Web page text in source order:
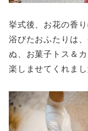
挙式後、お花の香
浴びたおふたりは
ぬ、お菓子トス＆
楽しませてくれまし